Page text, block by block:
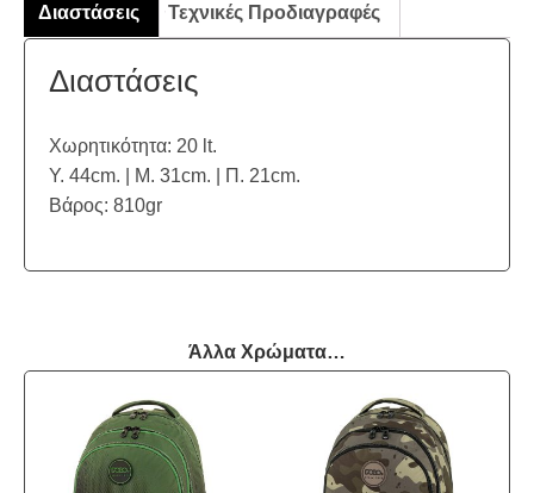
Διαστάσεις Τεχνικές Προδιαγραφές
Διαστάσεις
Χωρητικότητα: 20 lt.
Υ. 44cm. | Μ. 31cm. | Π. 21cm.
Βάρος: 810gr
Άλλα Χρώματα…